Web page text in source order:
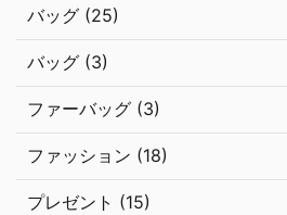
バッグ (25)
バッグ (3)
ファーバッグ (3)
ファッション (18)
プレゼント (15)